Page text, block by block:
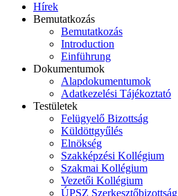
Hírek
Bemutatkozás
Bemutatkozás
Introduction
Einführung
Dokumentumok
Alapdokumentumok
Adatkezelési Tájékoztató
Testületek
Felügyelő Bizottság
Küldöttgyűlés
Elnökség
Szakképzési Kollégium
Szakmai Kollégium
Vezetői Kollégium
ÚPSZ Szerkesztőbizottság